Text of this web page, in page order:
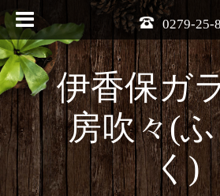
0279-25-
伊香保ガ
房吹々(
く)